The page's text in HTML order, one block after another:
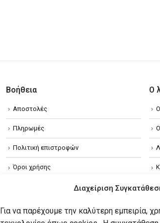
Διαχείριση
Για να παρέχουμε την καλύτερη εμπειρία,
Βοήθεια
Αποστολές
Πληρωμές
Πολιτική επιστροφών
Όροι χρήσης
Πολιτική απορρήτου
Πολιτική Cookies
Ο